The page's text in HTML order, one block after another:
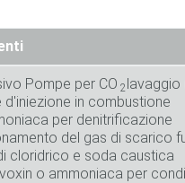
Pompe per CO 2lavaggio
in combustione
per denitrificazione
del gas di scarico
cloridrico e soda caustica
o ammoniaca per